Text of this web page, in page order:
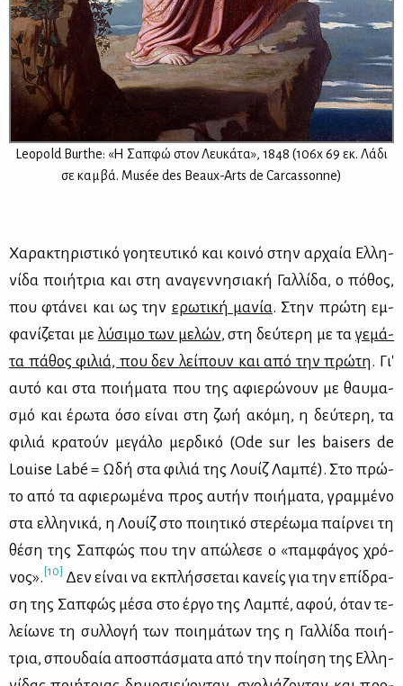
Leopold Burthe: «H Σαπ­φώ στον Λευ­κά­τα», 1848 (106x 69 εκ. Λά­δι
σε καμ­βά. Musée des Beaux-Arts de Carcassonne)
Χα­ρα­κτη­ρι­στι­κό γοη­τευ­τι­κό και κοι­νό στην αρ­χαία Ελ­λη­
νί­δα ποι­ή­τρια και στη ανα­γεν­νη­σια­κή Γαλ­λί­δα, ο πό­θος,
που φτά­νει και ως την ερω­τι­κή μα­νία. Στην πρώ­τη εμ­
φα­νί­ζε­ται με λύ­σι­μο των με­λών, στη δεύ­τε­ρη με ταγε­μά­
τα πά­θος φι­λιά, που δεν λεί­πουν και από την πρώ­τη. Γι'
αυ­τό και στα ποι­ή­μα­τα που της αφιε­ρώ­νουν με θαυ­μα­
σμό και έρω­τα όσο εί­ναι στη ζωή ακό­μη, η δεύ­τε­ρη, τα
φι­λιά κρα­τούν με­γά­λο μερ­δι­κό (Ode sur les baisers de
Louise Labé = Ωδή στα φι­λιά της Λουίζ Λα­μπέ). Στο πρώ­
το από τα αφιε­ρω­μέ­να προς αυ­τήν ποι­ή­μα­τα, γραμ­μέ­νο
στα ελ­λη­νι­κά, η Λουίζ στο ποι­η­τι­κό στε­ρέ­ω­μα παίρ­νει τη
θέ­ση της Σαπ­φώς που την απώ­λε­σε ο «παμ­φά­γος χρό­
νος». [10] Δεν εί­ναι να εκ­πλήσ­σε­ται κα­νείς για την επί­δρα­
ση της Σαπ­φώς μέ­σα στο έρ­γο της Λα­μπέ, αφού, όταν τε­
λεί­ω­νε τη συλ­λο­γή των ποι­η­μά­των της η Γαλ­λί­δα ποι­ή­
τρια, σπου­δαία απο­σπά­σμα­τα από την ποί­η­ση της Ελ­λη­